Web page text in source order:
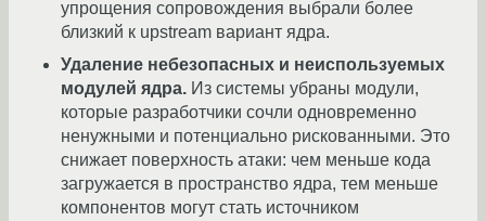
упрощения сопровождения выбрали более
близкий к upstream вариант ядра.
Удаление небезопасных и неиспользуемых
модулей ядра. Из системы убраны модули,
которые разработчики сочли одновременно
ненужными и потенциально рискованными. Это
снижает поверхность атаки: чем меньше кода
загружается в пространство ядра, тем меньше
компонентов могут стать источником